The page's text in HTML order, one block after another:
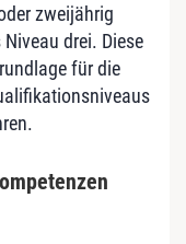
zweijährig
drei. Diese
für die